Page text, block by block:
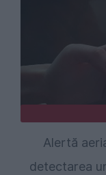
Alertă
detectarea